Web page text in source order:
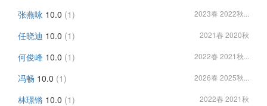
张燕咏 10.0 (1) 2023春 2022秋...
任晓迪 10.0 (1) 2021春 2020秋
何俊峰 10.0 (1) 2022春 2021秋...
冯畅 10.0 (1) 2026春 2025秋...
林璟锵 10.0 (1) 2022春 2021秋